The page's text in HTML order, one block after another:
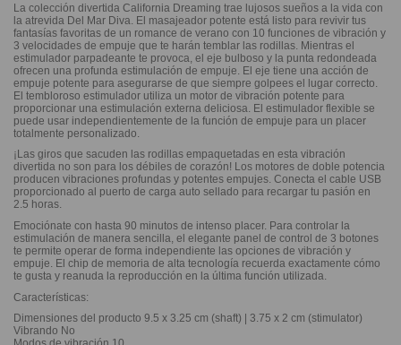
La colección divertida California Dreaming trae lujosos sueños a la vida con
la atrevida Del Mar Diva. El masajeador potente está listo para revivir tus
fantasías favoritas de un romance de verano con 10 funciones de vibración y
3 velocidades de empuje que te harán temblar las rodillas. Mientras el
estimulador parpadeante te provoca, el eje bulboso y la punta redondeada
ofrecen una profunda estimulación de empuje. El eje tiene una acción de
empuje potente para asegurarse de que siempre golpees el lugar correcto.
El tembloroso estimulador utiliza un motor de vibración potente para
proporcionar una estimulación externa deliciosa. El estimulador flexible se
puede usar independientemente de la función de empuje para un placer
totalmente personalizado.
¡Las giros que sacuden las rodillas empaquetadas en esta vibración
divertida no son para los débiles de corazón! Los motores de doble potencia
producen vibraciones profundas y potentes empujes. Conecta el cable USB
proporcionado al puerto de carga auto sellado para recargar tu pasión en
2.5 horas.
Emociónate con hasta 90 minutos de intenso placer. Para controlar la
estimulación de manera sencilla, el elegante panel de control de 3 botones
te permite operar de forma independiente las opciones de vibración y
empuje. El chip de memoria de alta tecnología recuerda exactamente cómo
te gusta y reanuda la reproducción en la última función utilizada.
Características:
Dimensiones del producto 9.5 x 3.25 cm (shaft) | 3.75 x 2 cm (stimulator)
Vibrando No